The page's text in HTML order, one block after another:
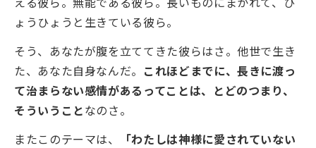
ょうひょうと生きている彼ら。
そう、あなたが腹を立ててきた彼らはさ。他世で生き
た、あなた自身なんだ。 これほどまでに、長きに渡っ
て治まらない感情があるってことは、とどのつまり、
そういうことなのさ。
またこのテーマは、
「わたしは神様に愛されていない